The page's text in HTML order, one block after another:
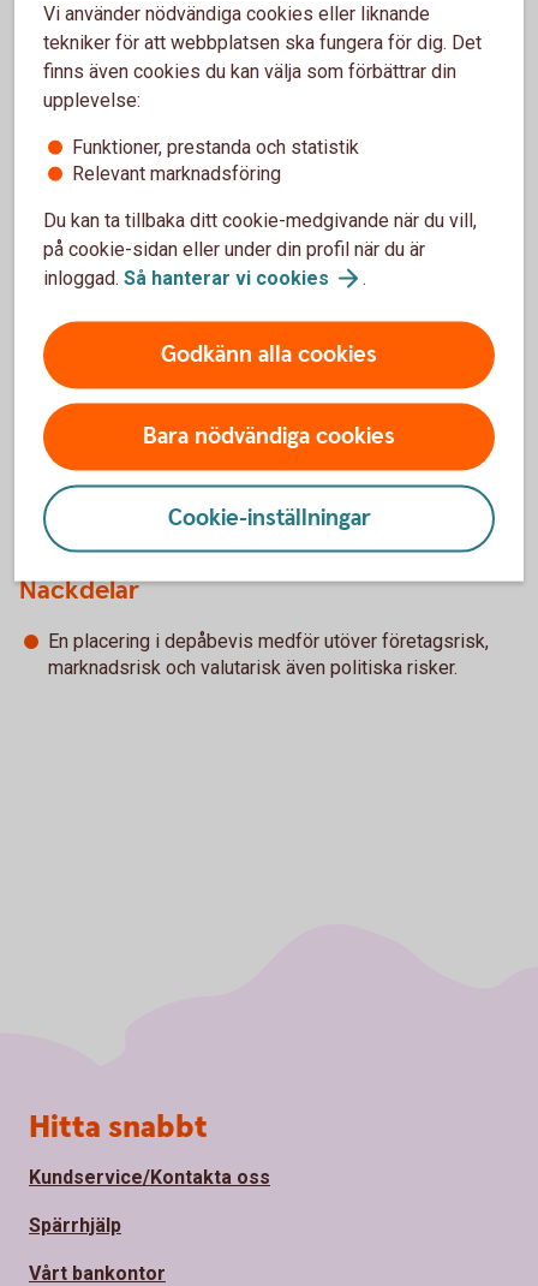
Avkastningen består av tre delar på ett depåbevis.
Aktieutdelning, värdestegring och valutakursens utveckling.
Utdelning bestäms på den årliga bolagsstämman och
betalas ut under året. Värdestegringens avkastning uppstår
först när depåbeviset säljs och påverkas även av
valutakursen. En värdestegring kan minska eller till och med
depåbeviset köptes.
För- och nackdelar med depåbevis
Fördelar
Du kan köpa aktien på den lokala marknadsplatsen i
stället för den utländska marknadsplatsen vilket kan
medföra att du slipper dyra transaktionsavgifter.
Nackdelar
En placering i depåbevis medför utöver företagsrisk,
marknadsrisk och valutarisk även politiska risker.
Vi använder nödvändiga cookies eller liknande
tekniker för att webbplatsen ska fungera för dig. Det
finns även cookies du kan välja som förbättrar din
upplevelse:
Funktioner, prestanda och statistik
Relevant marknadsföring
Du kan ta tillbaka ditt cookie-medgivande när du vill,
på cookie-sidan eller under din profil när du är
inloggad. Så hanterar vi cookies .
Godkänn alla cookies
Bara nödvändiga cookies
Cookie-inställningar
Sidfot
Hitta snabbt
Kundservice/Kontakta oss
Spärrhjälp
Vårt bankontor